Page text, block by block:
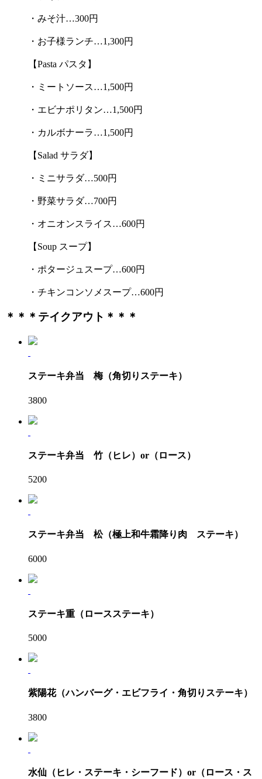
・みそ汁…300円
・お子様ランチ…1,300円
【Pasta パスタ】
・ミートソース…1,500円
・エビナポリタン…1,500円
・カルボナーラ…1,500円
【Salad サラダ】
・ミニサラダ…500円
・野菜サラダ…700円
・オニオンスライス…600円
【Soup スープ】
・ポタージュスープ…600円
・チキンコンソメスープ…600円
＊＊＊テイクアウト＊＊＊
ステーキ弁当 梅（角切りステーキ）
3800
ステーキ弁当 竹（ヒレ）or（ロース）
5200
ステーキ弁当 松（極上和牛霜降り肉 ステーキ）
6000
ステーキ重（ロースステーキ）
5000
紫陽花（ハンバーグ・エビフライ・角切りステーキ）
3800
水仙（ヒレ・ステーキ・シーフード）or（ロース・ス